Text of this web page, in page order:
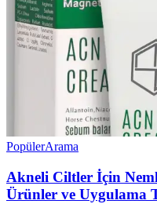
PopülerArama
Akneli Ciltler İçin
Ürünler ve Uygulama